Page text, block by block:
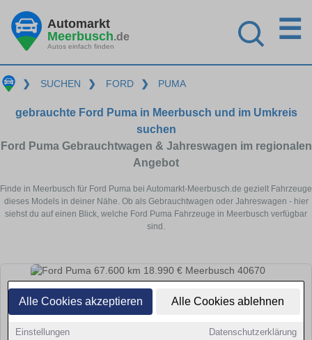
Alle Cookies akzeptieren Alle Cookies ablehnen
Einstellungen Datenschutzerklärung
Automarkt
Meerbusch.de
Autos einfach finden
☰
❯ SUCHEN ❯ FORD ❯ PUMA
gebrauchte Ford Puma in Meerbusch und im Umkreis
suchen
Ford Puma Gebrauchtwagen & Jahreswagen im regionalen
Angebot
Finde in Meerbusch für Ford Puma bei Automarkt-Meerbusch.de gezielt Fahrzeuge
dieses Models in deiner Nähe. Ob als Gebrauchtwagen oder Jahreswagen - hier
siehst du auf einen Blick, welche Ford Puma Fahrzeuge in Meerbusch verfügbar
sind.